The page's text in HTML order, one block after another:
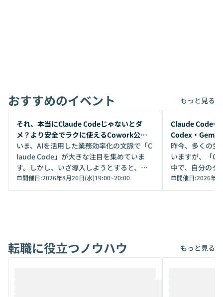
おすすめのイベント もっと見る
開催前
それ、本当にClaude Codeじゃないとダ
メ？より安全でラクに使えるCowork公開
デモ
いま、AIを活用した業務効率化の文脈で「C
laude Code」が大きな注目を集めていま
す。しかし、いざ導入しようとすると、セ
キュリティ面の懸念や権限管理のハードル
から、気軽に使えないケースも多いのでは
けでなく、想像以上の範囲まで自動化でき
ることは、まだあまり知られていません。
開催日:2026年8月26日(水)19:00~20:00
開催前
Claude Code一
Codex・
昨今、多くの生
いますが、「
中で、自分のタ
いいのか」を自
か？ 「なんとなく誰かが良いと言っていた
は、評判では
ているAIを選ぶこ
開催日:2026年8
転職に役立つノウハウ もっと見る